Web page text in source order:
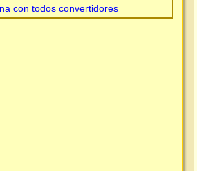
con todos convertidores